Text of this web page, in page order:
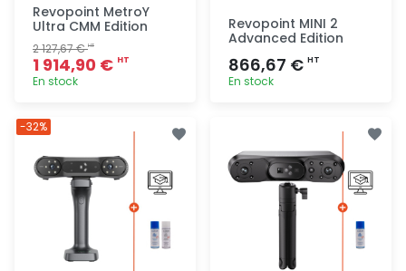
Revopoint MetroY
Ultra CMM Edition
2 127,67 €HT
1 914,90 € HT
En stock
Revopoint MINI 2
Advanced Edition
866,67 € HT
En stock
-32%